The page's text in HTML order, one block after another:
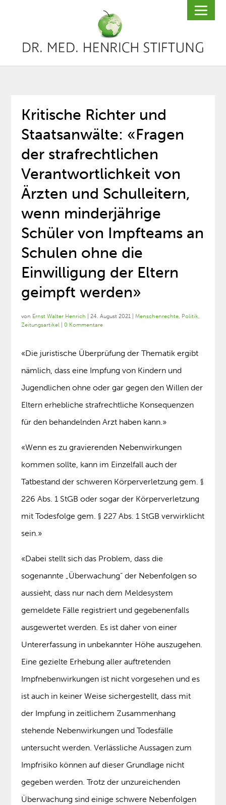
Kritische Richter und
Staatsanwälte: «Fragen
der strafrechtlichen
Verantwortlichkeit von
Ärzten und Schulleitern,
wenn minderjährige
Schüler von Impfteams an
Schulen ohne die
Einwilligung der Eltern
geimpft werden»
von Ernst Walter Henrich |24. August 2021 Menschenrechte, Politik,
Zeitungsartikel |0 Kommentare
«Die juristische Überprüfung der Thematik ergibt
nämlich, dass eine Impfung von Kindern und
Jugendlichen ohne oder gar gegen den Willen der
Eltern erhebliche strafrechtliche Konsequenzen
für den behandelnden Arzt haben kann.»
«Wenn es zu gravierenden Nebenwirkungen
kommen sollte, kann im Einzelfall auch der
Tatbestand der schweren Körperverletzung gem. §
226 Abs. 1 StGB oder sogar der Körperverletzung
mit Todesfolge gem. § 227 Abs. 1 StGB verwirklicht
sein.»
«Dabei stellt sich das Problem, dass die
sogenannte „Überwachung“ der Nebenfolgen so
aussieht, dass nur nach dem Meldesystem
gemeldete Fälle registriert und gegebenenfalls
ausgewertet werden. Es ist daher von einer
Untererfassung in unbekannter Höhe auszugehen.
Eine gezielte Erhebung aller auftretenden
Impfnebenwirkungen ist nicht vorgesehen und es
ist auch in keiner Weise sichergestellt, dass mit
der Impfung in zeitlichem Zusammenhang
stehende Nebenwirkungen und Todesfälle
untersucht werden. Verlässliche Aussagen zum
Impfrisiko können auf dieser Grundlage nicht
gegeben werden. Trotz der unzureichenden
Überwachung sind einige schwere Nebenfolgen